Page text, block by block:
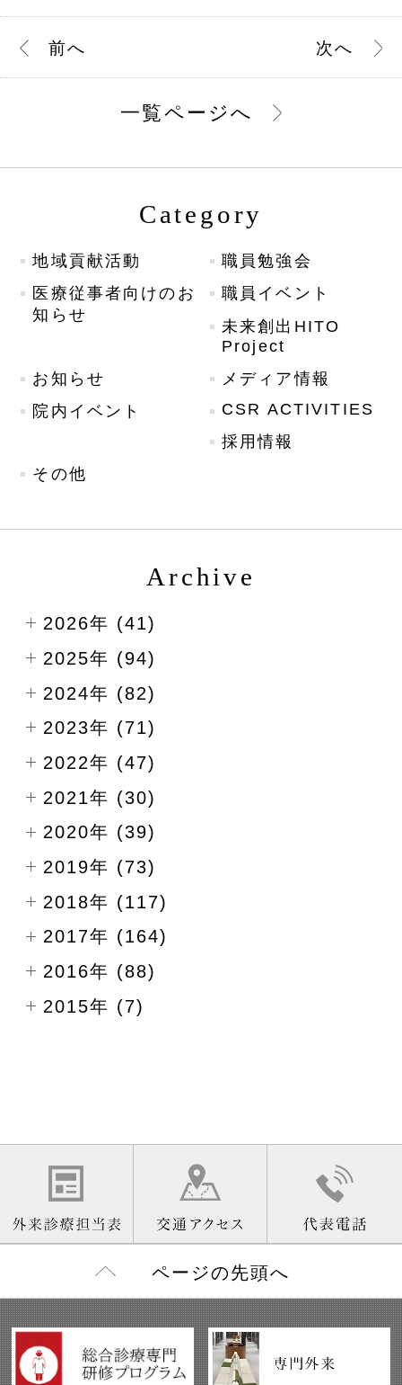
前へ 次へ
一覧ページへ
Category
地域貢献活動
職員勉強会
医療従事者向けのお
知らせ
職員イベント
未来創出HITO
Project
お知らせ
メディア情報
院内イベント
CSR ACTIVITIES
採用情報
その他
Archive
2026年 (41)
2025年 (94)
2024年 (82)
2023年 (71)
2022年 (47)
2021年 (30)
2020年 (39)
2019年 (73)
2018年 (117)
2017年 (164)
2016年 (88)
2015年 (7)
ページの先頭へ